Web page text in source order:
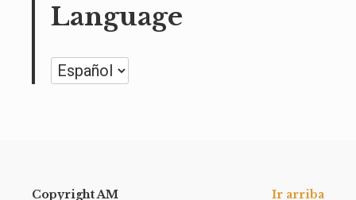
Language
Language
Copyright AM Ir arriba